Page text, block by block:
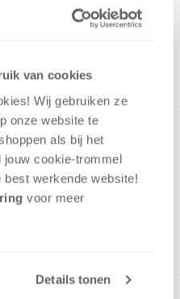
van cookies
Wij gebruiken ze
onze website te
als bij het
jouw cookie-trommel
werkende website​!
voor meer
Details tonen
jaar